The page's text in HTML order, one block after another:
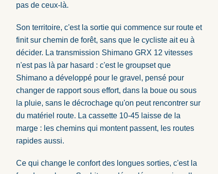
pas de ceux-là.
Son territoire, c'est la sortie qui commence sur route et
finit sur chemin de forêt, sans que le cycliste ait eu à
décider. La transmission Shimano GRX 12 vitesses
n'est pas là par hasard : c'est le groupset que
Shimano a développé pour le gravel, pensé pour
changer de rapport sous effort, dans la boue ou sous
la pluie, sans le décrochage qu'on peut rencontrer sur
du matériel route. La cassette 10-45 laisse de la
marge : les chemins qui montent passent, les routes
rapides aussi.
Ce qui change le confort des longues sorties, c'est la